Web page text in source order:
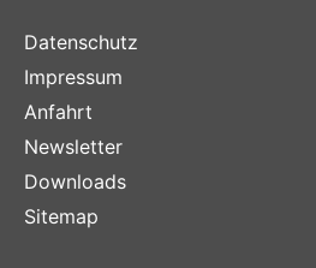
Datenschutz
Impressum
Anfahrt
Newsletter
Downloads
Sitemap